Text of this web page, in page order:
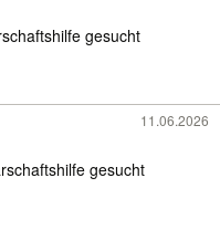
gesucht
11.06.2026
gesucht